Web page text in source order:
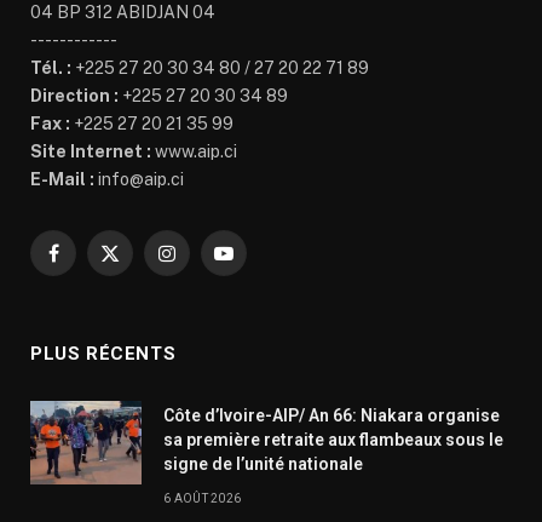
04 BP 312 ABIDJAN 04
------------
Tél. : +225 27 20 30 34 80 / 27 20 22 71 89
Direction : +225 27 20 30 34 89
Fax : +225 27 20 21 35 99
Site Internet : www.aip.ci
E-Mail : info@aip.ci
Facebook
X
InstagramYouTube
PLUS RÉCENTS
Côte d’Ivoire-AIP/ An 66: Niakara organise
sa première retraite aux flambeaux sous le
signe de l’unité nationale
6 AOÛT 2026